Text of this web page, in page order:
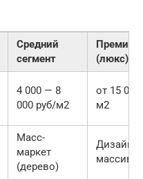
Средний
сегмент
Премиум
(люкс)
4 000 — 8
000 руб/м2
от 15
м2
Масс-
маркет
(дерево)
массив